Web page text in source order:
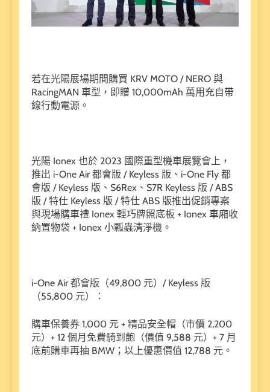
若在光陽展場期間購買 KRV MOTO / NERO 與
RacingMAN 車型，即贈 10,000mAh 萬用充自帶
線行動電源。
光陽 Ionex 也於 2023 國際重型機車展覽會上，
推出 i-One Air 都會版 / Keyless 版、i-One Fly 都
會版 / Keyless 版、S6Rex、S7R Keyless 版 / ABS
版 / 特仕 Keyless 版 / 特仕 ABS 版推出促銷專案
與現場購車禮 Ionex 輕巧牌照底板 + Ionex 車廂收
納置物袋 + Ionex 小瓢蟲清淨機。
i-One Air 都會版（49,800 元）/ Keyless 版
（55,800 元）：
購車保養券 1,000 元 + 精品安全帽（市價 2,200
元）+ 12 個月免費騎到飽（價值 9,588 元）+ 7 月
底前購車再抽 BMW；以上優惠價值 12,788 元。